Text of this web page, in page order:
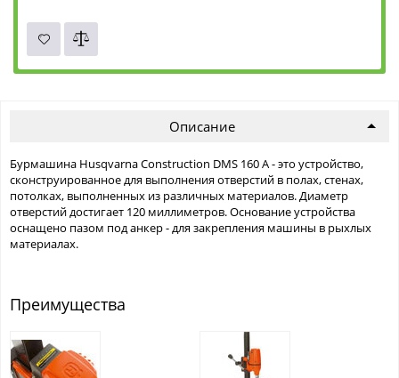
Описание
Бурмашина Husqvarna Construction DMS 160 A - это устройство,
сконструированное для выполнения отверстий в полах, стенах,
потолках, выполненных из различных материалов. Диаметр
отверстий достигает 120 миллиметров. Основание устройства
оснащено пазом под анкер - для закрепления машины в рыхлых
материалах.
Преимущества